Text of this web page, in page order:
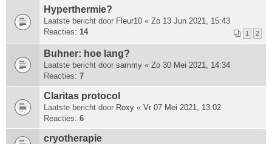
Hyperthermie?
Laatste bericht door Fleur10 « Zo 13 Jun 2021, 15:43
Reacties: 14 1 2
Buhner: hoe lang?
Laatste bericht door sammy « Zo 30 Mei 2021, 14:34
Reacties: 7
Claritas protocol
Laatste bericht door Roxy « Vr 07 Mei 2021, 13:02
Reacties: 6
cryotherapie